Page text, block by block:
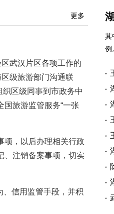
更多
武汉片区各项工作的
级旅游部门沟通联
区级同事到市政务中
旅游监管服务“一张
，以后办理相关行政
、注销备案事项，切实
信用监管手段，并积
其
例